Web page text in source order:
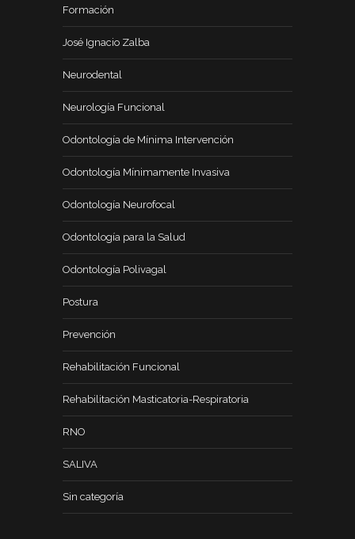
Formación
José Ignacio Zalba
Neurodental
Neurología Funcional
Odontología de Mínima Intervención
Odontología Mínimamente Invasiva
Odontología Neurofocal
Odontología para la Salud
Odontología Polivagal
Postura
Prevención
Rehabilitación Funcional
Rehabilitación Masticatoria-Respiratoria
RNO
SALIVA
Sin categoría